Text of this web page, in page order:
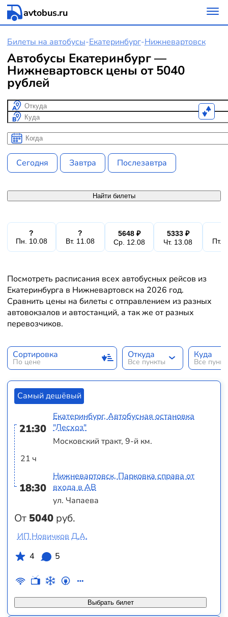
avtobus.ru
Билеты на автобусы-Екатеринбург-Нижневартовск
Автобусы Екатеринбург —
Нижневартовск цены от 5040
рублей
Откуда
Куда
Когда
Когда
Сегодня Завтра Послезавтра
Найти билеты
?
Пн. 10.08
?
Вт. 11.08
5648 ₽
Ср. 12.08
5333 ₽
Чт. 13.08
Пт.
Посмотреть расписания всех автобусных рейсов из
Екатеринбурга в Нижневартовск на 2026 год.
Сравнить цены на билеты с отправлением из разных
автовокзалов и автостанций, а так же от разных
перевозчиков.
Сортировка
По цене
Откуда
Все пункты
Куда
Все
Самый дешёвый
21:30
21 ч
18:30
От 5040 руб.
Екатеринбург, Автобусная остановка
"Лесхоз"
Московский тракт, 9-й км.
Нижневартовск, Парковка справа от
входа в АВ
ул. Чапаева
Выбрать билет
ИП Новичков Д.А.
4
5